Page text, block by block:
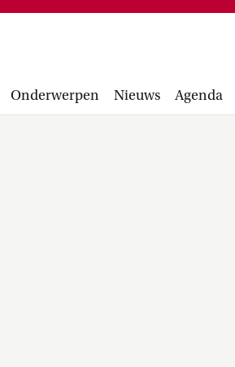
Onderwerpen Nieuws Agenda
Financiële administratie, facturen,